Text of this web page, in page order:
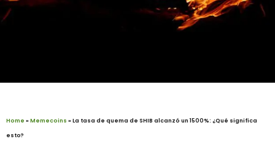
Home »Memecoins »La tasa de quema de SHIB alcanzó un 1500%: ¿Qué significa
esto?